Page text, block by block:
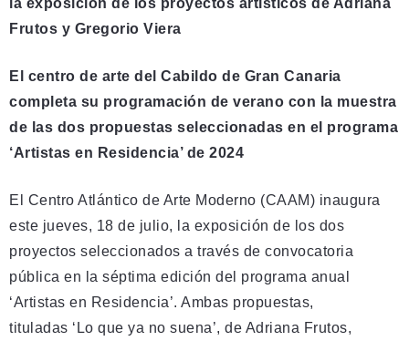
Frutos y Gregorio Viera
El centro de arte del Cabildo de Gran Canaria
completa su programación de verano con la muestra
de las dos propuestas seleccionadas en el programa
‘Artistas en Residencia’ de 2024
El Centro Atlántico de Arte Moderno (CAAM) inaugura
este jueves, 18 de julio, la exposición de los dos
proyectos seleccionados a través de convocatoria
pública en la séptima edición del programa anual
‘Artistas en Residencia’. Ambas propuestas,
tituladas ‘Lo que ya no suena’, de Adriana Frutos,